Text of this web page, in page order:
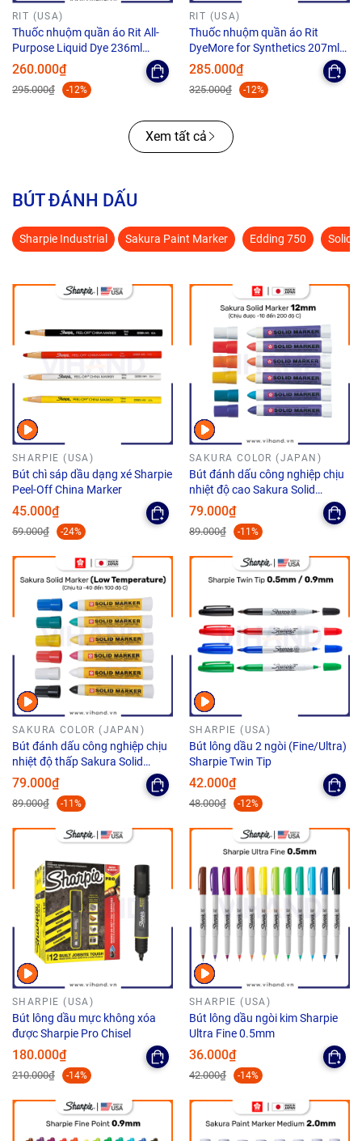
RIT (USA)
Thuốc nhuộm quần áo Rit All-
Purpose Liquid Dye 236ml
(Dạng lỏng)
260.000₫
295.000₫ -12%
RIT (USA)
Thuốc nhuộm quần áo Rit
DyeMore for Synthetics 207ml
(Dạng lỏng)
285.000₫
325.000₫ -12%
Xem tất cả
BÚT ĐÁNH DẤU
Sharpie Industrial Sakura Paint Marker Edding 750 Solid
SHARPIE (USA)
Bút chì sáp dầu dạng xé Sharpie
Peel-Off China Marker
45.000₫
59.000₫ -24%
SAKURA COLOR (JAPAN)
Bút đánh dấu công nghiệp chịu
nhiệt độ cao Sakura Solid
Marker High Temperature - Ngòi
12.0mm
79.000₫
89.000₫ -11%
SAKURA COLOR (JAPAN)
Bút đánh dấu công nghiệp chịu
nhiệt độ thấp Sakura Solid
Marker Low Temperature
12.0mm
79.000₫
89.000₫ -11%
SHARPIE (USA)
Bút lông dầu 2 ngòi (Fine/Ultra)
Sharpie Twin Tip
42.000₫
48.000₫ -12%
SHARPIE (USA)
Bút lông dầu mực không xóa
được Sharpie Pro Chisel
180.000₫
210.000₫ -14%
SHARPIE (USA)
Bút lông dầu ngòi kim Sharpie
Ultra Fine 0.5mm
36.000₫
42.000₫ -14%